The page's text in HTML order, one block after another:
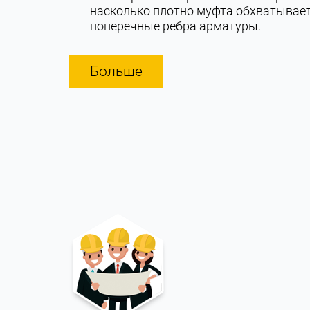
насколько плотно муфта
поперечные ребра арматуры.
Больше